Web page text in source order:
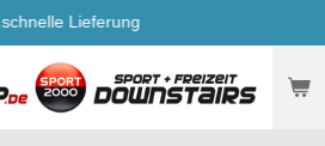
schnelle Lieferung